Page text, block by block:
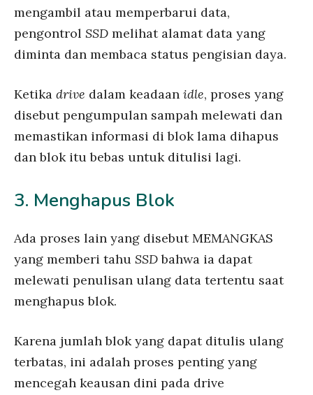
mengambil atau memperbarui data,
pengontrol SSD melihat alamat data yang
diminta dan membaca status pengisian daya.
Ketika drive dalam keadaan idle, proses yang
disebut pengumpulan sampah melewati dan
memastikan informasi di blok lama dihapus
dan blok itu bebas untuk ditulisi lagi.
3. Menghapus Blok
Ada proses lain yang disebut MEMANGKAS
yang memberi tahu SSDbahwa ia dapat
melewati penulisan ulang data tertentu saat
menghapus blok.
Karena jumlah blok yang dapat ditulis ulang
terbatas, ini adalah proses penting yang
mencegah keausan dini pada drive